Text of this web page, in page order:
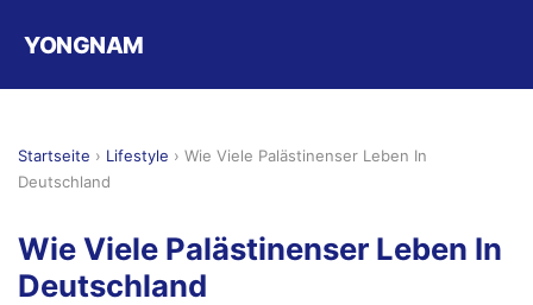
YONGNAM
Startseite › Lifestyle › Wie Viele Palästinenser Leben In
Deutschland
Wie Viele Palästinenser Leben In
Deutschland